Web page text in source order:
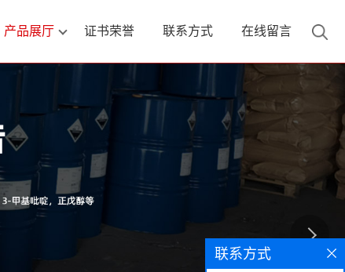
产品展厅 证书荣誉 联系方式 在线留言
联系方式